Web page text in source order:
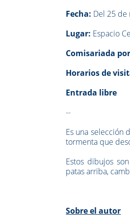
Fecha: Del 25 de
Lugar: Espacio
Comisariada por
Horarios de
Entrada libre
--
Es una selección
tormenta que
Estos dibujos
patas arriba,
Sobre el autor